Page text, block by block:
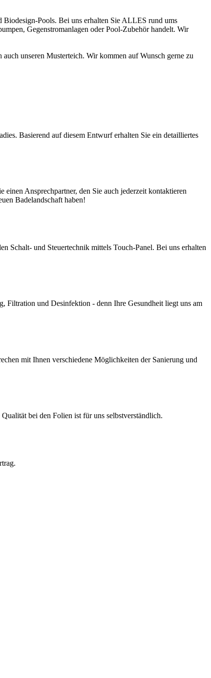
Pools. Bei uns erhalten Sie ALLES rund ums
Gegenstromanlagen oder Pool-Zubehör handelt. Wir
unseren Musterteich. Wir kommen auf Wunsch gerne zu
Basierend auf diesem Entwurf erhalten Sie ein detailliertes
Ansprechpartner, den Sie auch jederzeit kontaktieren
Badelandschaft haben!
Schalt- und Steuertechnik mittels Touch-Panel. Bei uns erhalten
Filtration und Desinfektion - denn Ihre Gesundheit liegt uns am
mit Ihnen verschiedene Möglichkeiten der Sanierung und
bei den Folien ist für uns selbstverständlich.